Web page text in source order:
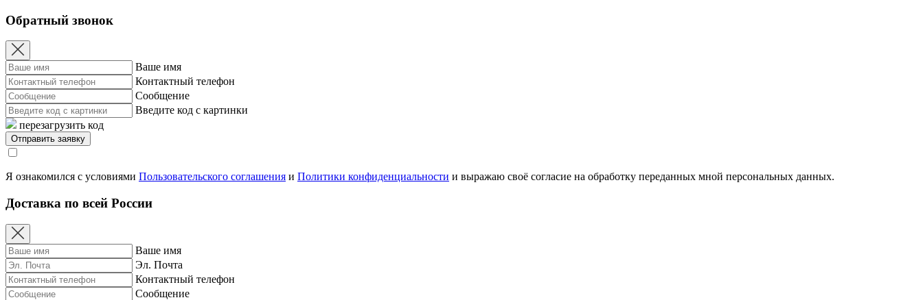
Обратный звонок
Ваше имя
Контактный телефон
Сообщение
Введите код с картинки
перезагрузить код
Я ознакомился с условиями Пользовательского соглашения и Политики конфиденциальности и выражаю своё согласие на обработку переданных мной персональных данных.
Доставка по всей России
Ваше имя
Эл. Почта
Контактный телефон
Сообщение